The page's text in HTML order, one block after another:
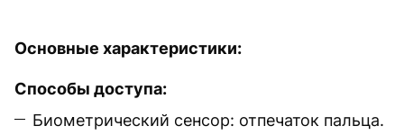
Основные характеристики:
Способы доступа:
Биометрический сенсор: отпечаток пальца.